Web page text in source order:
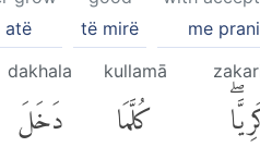
me
të mirë
atë
kullamā
كُلَّمَا
dakhala
دَخَلَ